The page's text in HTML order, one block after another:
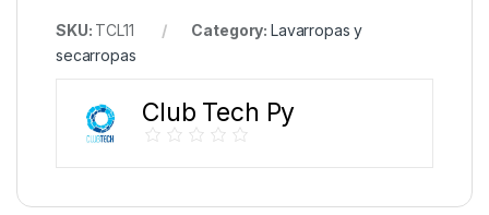
SKU: TCL11 Category: Lavarropas y
secarropas
Club Tech Py